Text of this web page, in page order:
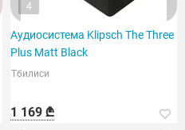
4
Аудиосистема Klipsch The Three
Plus Matt Black
Тбилиси
1 169 ₾